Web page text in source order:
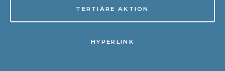
TERTIÄRE AKTION
HYPERLINK